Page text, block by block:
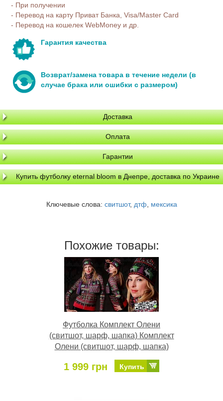
- При получении
- Перевод на карту Приват Банка, Visa/Master Card
- Перевод на кошелек WebMoney и др.
Гарантия качества
Возврат/замена товара в течение недели (в
случае брака или ошибки с размером)
Доставка
Оплата
Гарантии
Купить футболку eternal bloom в Днепре, доставка по Украине
Ключевые слова: свитшот, дтф, мексика
Похожие товары:
Футболка Комплект Олени
(свитшот, шарф, шапка) Комплект
Олени (свитшот, шарф, шапка)
1 999 грн Купить